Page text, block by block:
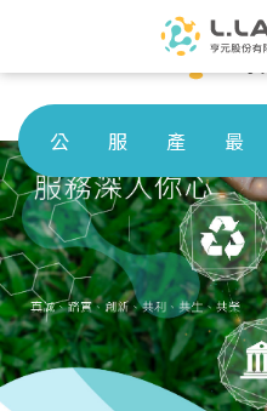
公
司
簡
介
公
司
簡
介
服
務
領
域
服
務
領
域
產
品
介
紹
產
品
介
紹
最
新
消
息
最
新
消
息